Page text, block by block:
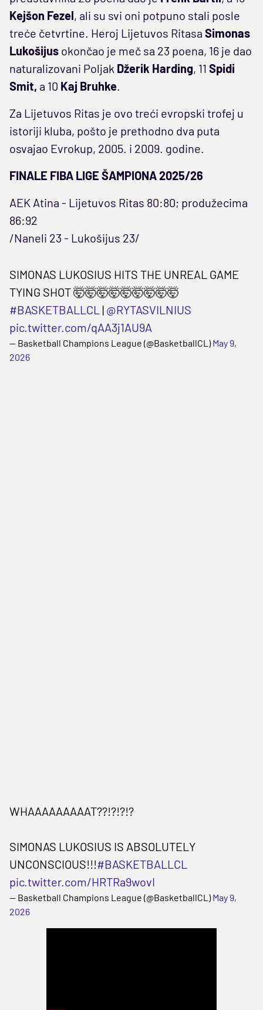
Kejšon Fezel, ali su svi oni potpuno stali posle
treće četvrtine. Heroj Lijetuvos Ritasa Simonas
Lukošijus okončao je meč sa 23 poena, 16 je dao
naturalizovani Poljak Džerik Harding, 11 Spidi
Smit, a 10 Kaj Bruhke.
Za Lijetuvos Ritas je ovo treći evropski trofej u
istoriji kluba, pošto je prethodno dva puta
osvajao Evrokup, 2005. i 2009. godine.
FINALE FIBA LIGE ŠAMPIONA 2025/26
AEK Atina - Lijetuvos Ritas 80:80; produžecima
86:92
/Naneli 23 - Lukošijus 23/
SIMONAS LUKOSIUS HITS THE UNREAL GAME
TYING SHOT 🤯🤯🤯🤯🤯🤯🤯🤯🤯
#BASKETBALLCL | @RYTASVILNIUS
pic.twitter.com/qAA3j1AU9A
— Basketball Champions League (@BasketballCL)May 9,
2026
WHAAAAAAAAAT??!?!?!?
SIMONAS LUKOSIUS IS ABSOLUTELY
UNCONSCIOUS!!!#BASKETBALLCL
pic.twitter.com/HRTRa9wovI
— Basketball Champions League (@BasketballCL)May 9,
2026